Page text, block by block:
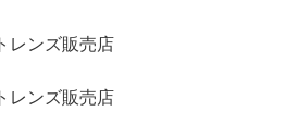
レンズ販売店
レンズ販売店